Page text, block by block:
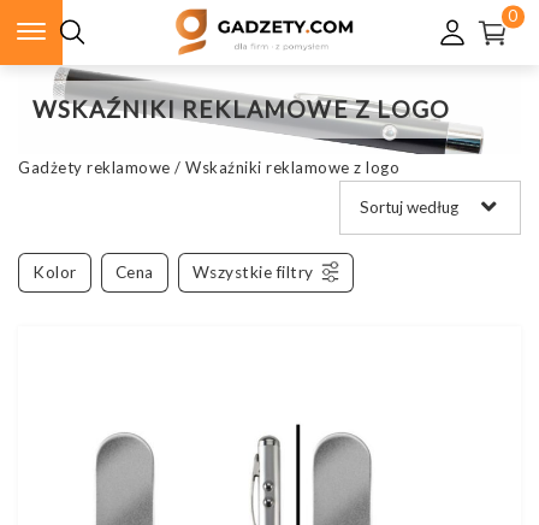
0
WSKAŹNIKI REKLAMOWE Z LOGO
Gadżety reklamowe / Wskaźniki reklamowe z logo
Kolor Cena Wszystkie filtry